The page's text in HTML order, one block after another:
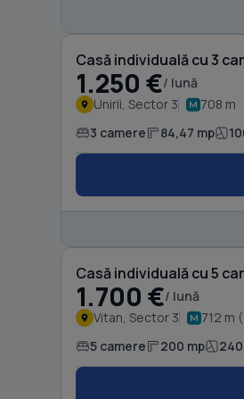
Casă individuală cu 3
1.250 €/ lună
Unirii, Sector 3 708 m
3 camere 84,47 mp
Casă individuală cu 5
1.700 €/ lună
Vitan, Sector 3 712 m
5 camere 200 mp